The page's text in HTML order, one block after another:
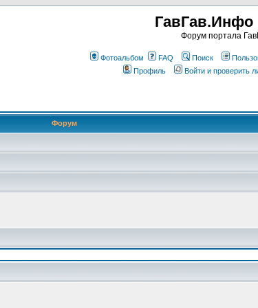
Форум портала
Фотоальбом FAQ Поиск
Профиль
Войти и проверить
Форум